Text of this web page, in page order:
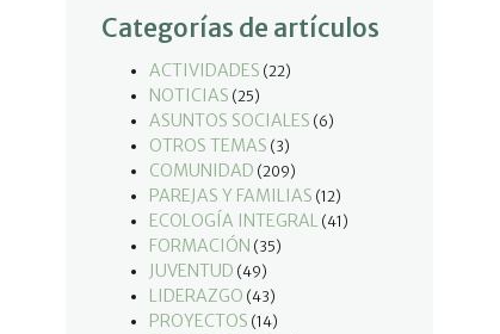
Categorías de artículos
ACTIVIDADES (22)
NOTICIAS (25)
ASUNTOS SOCIALES (6)
OTROS TEMAS (3)
COMUNIDAD (209)
PAREJAS Y FAMILIAS (12)
ECOLOGÍA INTEGRAL (41)
FORMACIÓN (35)
JUVENTUD (49)
LIDERAZGO (43)
PROYECTOS (14)